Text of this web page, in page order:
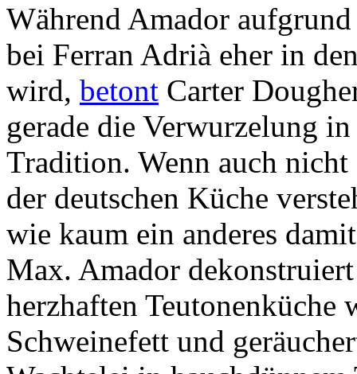
Während Amador
bei Ferran Adrià eher in
wird, betont Carter
gerade die Verwurzelung
Tradition. Wenn auch
der deutschen Küche
wie kaum ein anderes
Max. Amador
herzhaften
Schweinefett und